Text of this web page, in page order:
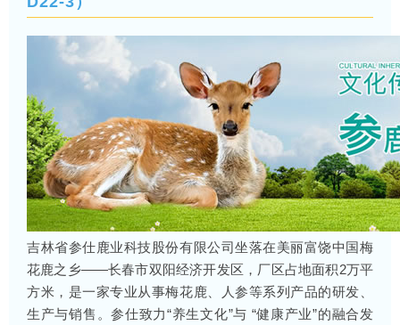
吉林省参仕鹿业科技股份有限公司坐落在美丽富饶中国梅
花鹿之乡——长春市双阳经济开发区，厂区占地面积2万平
方米，是一家专业从事梅花鹿、人参等系列产品的研发、
生产与销售。参仕致力“养生文化”与 “健康产业”的融合发